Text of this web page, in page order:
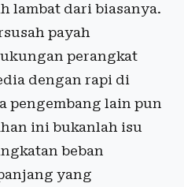
lambat dari biasanya.
payah
perangkat
dengan rapi di
pengembang lain pun
ini bukanlah isu
beban
yang